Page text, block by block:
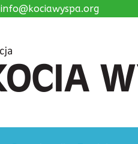
info@kociawyspa.org